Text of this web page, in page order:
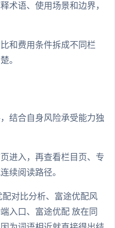
术语、使用场景和边界，
和费用条件拆成不同栏
。
结合自身风险承受能力独
进入，再查看栏目页、专
续阅读路径。
对比分析、富途优配风
入口、富途优配 放在同